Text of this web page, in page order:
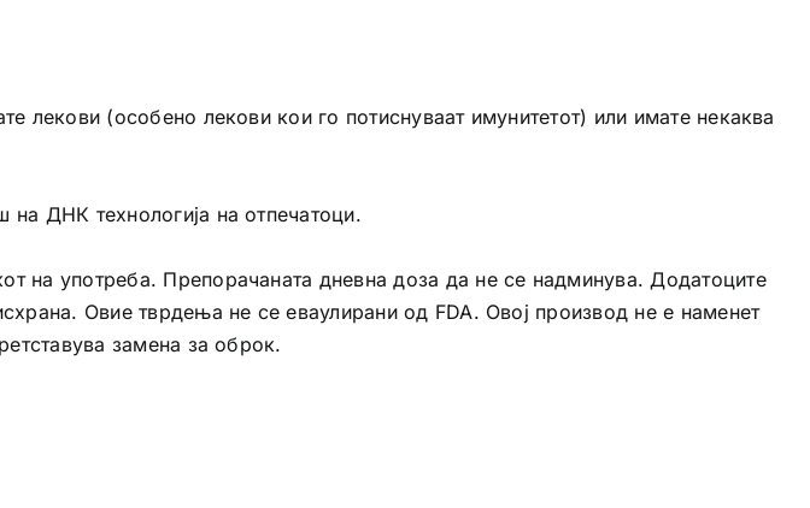
лекови (особено лекови кои го потиснуваат имунитетот) или имате некаква
ДНК технологија на отпечатоци.
на употреба. Препорачаната дневна доза да не се надминува. Додатоците
Овие тврдења не се еваулирани од FDA. Овој производ не е наменет
замена за оброк.